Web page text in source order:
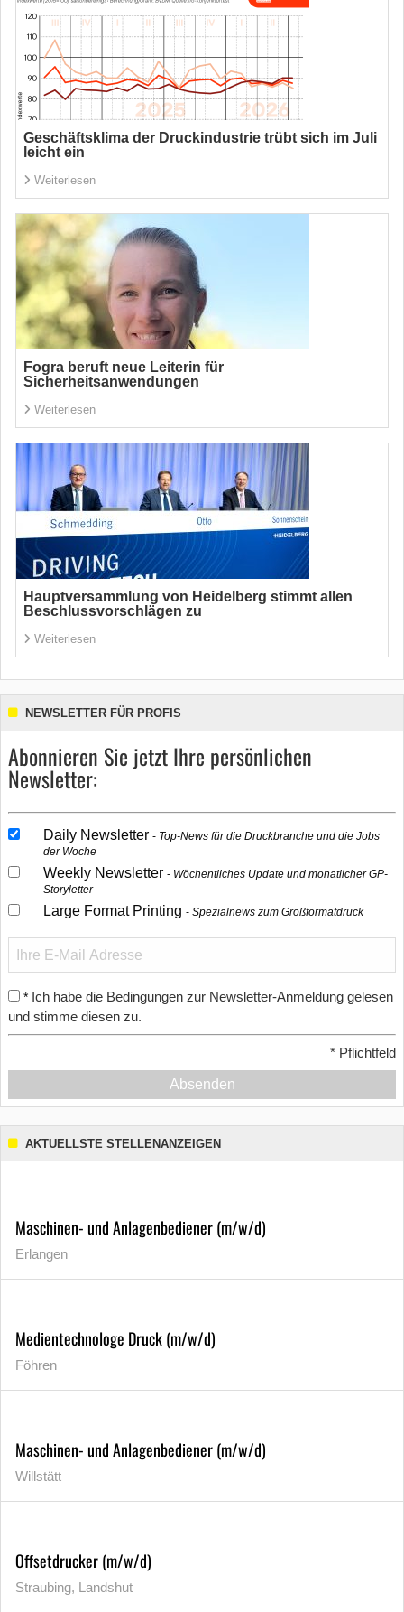
Geschäftsklima der Druckindustrie trübt sich im Juli
leicht ein
Weiterlesen
Fogra beruft neue Leiterin für
Sicherheitsanwendungen
Weiterlesen
Hauptversammlung von Heidelberg stimmt allen
Beschlussvorschlägen zu
Weiterlesen
NEWSLETTER FÜR PROFIS
Abonnieren Sie jetzt Ihre persönlichen
Newsletter:
Daily Newsletter
Top-News für die Druckbranche und die Jobs
der Woche
Weekly Newsletter
Wöchentliches Update und monatlicher GP-
Storyletter
Large Format Printing Spezialnews zum Großformatdruck
* Ich habe die Bedingungen zur Newsletter-Anmeldung gelesen
und stimme diesen zu.
* Pflichtfeld
Absenden
AKTUELLSTE STELLENANZEIGEN
Maschinen- und Anlagenbediener (m/w/d)
Erlangen
Medientechnologe Druck (m/w/d)
Föhren
Maschinen- und Anlagenbediener (m/w/d)
Willstätt
Offsetdrucker (m/w/d)
Straubing, Landshut